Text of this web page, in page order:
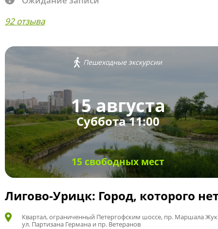
92 отзыва
Пешеходные экскурсии
15 августа
Суббота 11:00
15 свободных мест
Лигово-Урицк: Город, которого
Квартал, ограниченный Петергофским шоссе, пр. Маршала
ул. Партизана Германа и пр. Ветеранов